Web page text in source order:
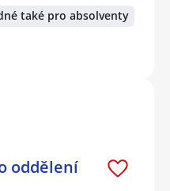
také pro absolventy
oddělení